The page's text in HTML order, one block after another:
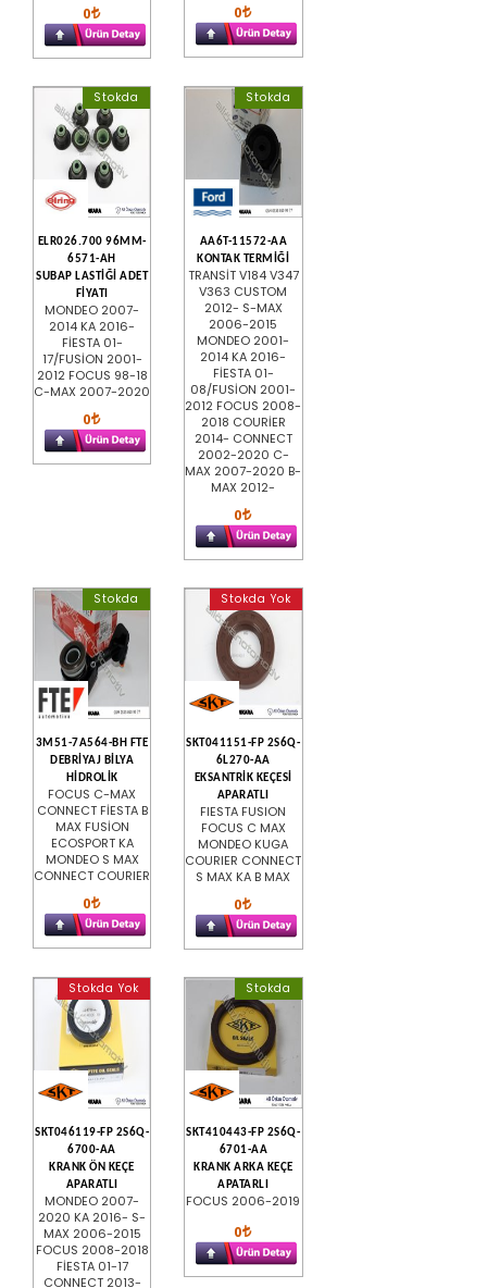
0 0
Stokda
ELR026.700 96MM-
6571-AH
SUBAP LASTİĞİ ADET
FİYATI
MONDEO 2007-
2014 KA 2016-
FİESTA 01-
17/FUSİON 2001-
2012 FOCUS 98-18
C-MAX 2007-2020
0
Stokda
AA6T-11572-AA
KONTAK TERMİĞİ
TRANSİT V184 V347
V363 CUSTOM
2012- S-MAX
2006-2015
MONDEO 2001-
2014 KA 2016-
FİESTA 01-
08/FUSİON 2001-
2012 FOCUS 2008-
2018 COURİER
2014- CONNECT
2002-2020 C-
MAX 2007-2020 B-
MAX 2012-
0
Stokda
3M51-7A564-BH FTE
DEBRİYAJ BİLYA
HİDROLİK
FOCUS C-MAX
CONNECT FİESTA B
MAX FUSİON
ECOSPORT KA
MONDEO S MAX
CONNECT COURIER
0
Stokda Yok
SKT041151-FP 2S6Q-
6L270-AA
EKSANTRİK KEÇESİ
APARATLI
FIESTA FUSION
FOCUS C MAX
MONDEO KUGA
COURIER CONNECT
S MAX KA B MAX
0
Stokda Yok
SKT046119-FP 2S6Q-
6700-AA
KRANK ÖN KEÇE
APARATLI
MONDEO 2007-
2020 KA 2016- S-
MAX 2006-2015
FOCUS 2008-2018
FİESTA 01-17
CONNECT 2013-
Stokda
SKT410443-FP 2S6Q-
6701-AA
KRANK ARKA KEÇE
APATARLI
FOCUS 2006-2019
0